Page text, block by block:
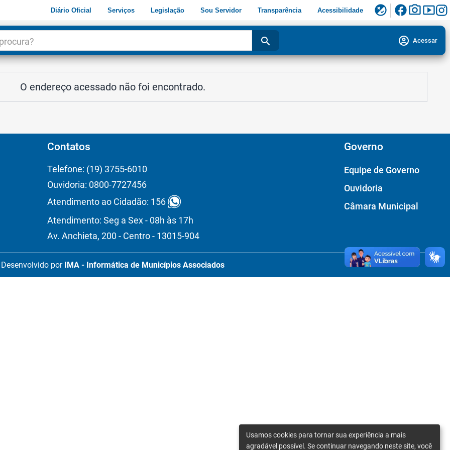
Diário Oficial Serviços Legislação Sou Servidor Transparência Acessibilidade flaky facebookphoto_camerasmart_display
search account_circle Acessar
O endereço acessado não foi encontrado.
Contatos
Telefone: (19) 3755-6010
Ouvidoria: 0800-7727456
Atendimento ao Cidadão: 156
Atendimento: Seg a Sex - 08h às 17h
Av. Anchieta, 200 - Centro - 13015-904
Governo
Equipe de Governo
Ouvidoria
Câmara Municipal
Desenvolvido por IMA - Informática de Municípios Associados
Usamos cookies para tornar sua experiência a mais
agradável possível. Se continuar navegando neste site, você